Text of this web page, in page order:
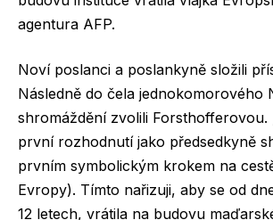
agentura AFP.
Noví poslanci a poslankyně složili
Následně do čela jednokomorového
shromáždění zvolili Forsthofferovou.
první rozhodnutí jako předsedkyně
prvním symbolickým krokem na
Evropy). Tímto nařizuji, aby se od
12 letech, vrátila na budovu